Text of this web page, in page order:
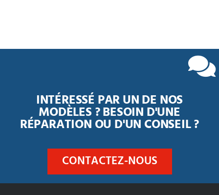
INTÉRESSÉ PAR UN DE NOS
MODÈLES ? BESOIN D'UNE
RÉPARATION OU D'UN CONSEIL ?
CONTACTEZ-NOUS